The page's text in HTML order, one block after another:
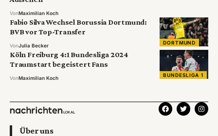
VonMaximilian Koch
DORTMUND
Fabio Silva Wechsel Borussia Dortmund:
BVB vor Top-Transfer
VonJulia Becker
BUNDESLIGA 1
Köln Freiburg 4:1 Bundesliga 2024
Traumstart begeistert Fans
VonMaximilian Koch
Über uns